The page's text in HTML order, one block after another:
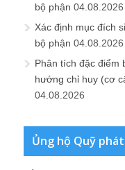
bộ phận 04.08.2026
Xác định mục đích
bộ phận 04.08.2026
Phân tích đặc điểm
hướng chỉ huy (cơ
04.08.2026
Ủng hộ Quỹ